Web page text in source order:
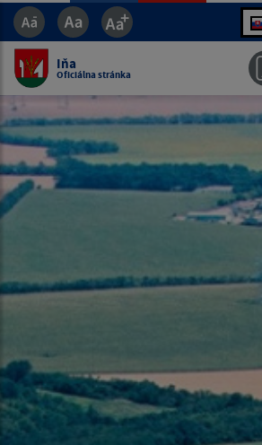
Jazyk
Iňa
Oficiálna stránka